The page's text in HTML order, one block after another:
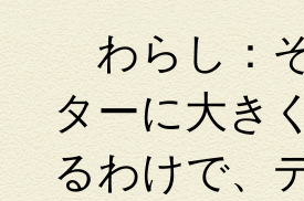
わらし：
ターに大き
るわけで、